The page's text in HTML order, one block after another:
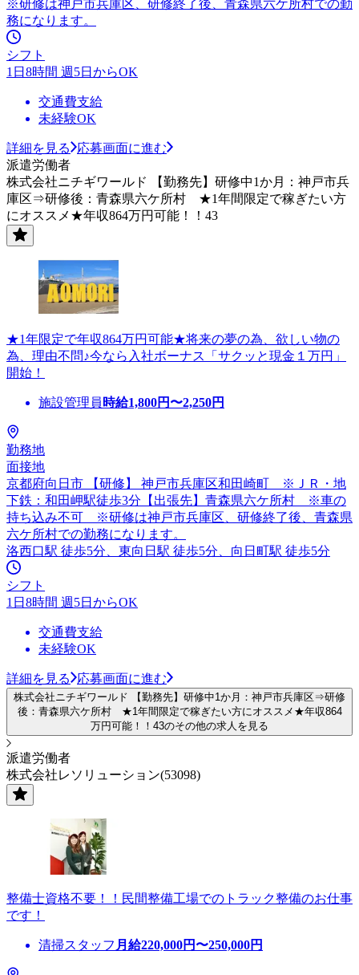
※研修は神戸市兵庫区、研修終了後、青森県六ケ所村での勤
務になります。
シフト
1日8時間 週5日からOK
交通費支給
未経験OK
詳細を見る
応募画面に進む
派遣労働者
株式会社ニチギワールド 【勤務先】研修中1か月：神戸市兵
庫区⇒研修後：青森県六ケ所村 ★1年間限定で稼ぎたい方
にオススメ★年収864万円可能！！43
★1年限定で年収864万円可能★将来の夢の為、欲しい物の
為、理由不問♪今なら入社ボーナス「サクッと現金１万円」
開始！
施設管理員 時給1,800円〜2,250円
勤務地
面接地
京都府向日市 【研修】 神戸市兵庫区和田崎町 ※ＪＲ・地
下鉄：和田岬駅徒歩3分【出張先】青森県六ケ所村 ※車の
持ち込み不可 ※研修は神戸市兵庫区、研修終了後、青森県
六ケ所村での勤務になります。
洛西口駅 徒歩5分、東向日駅 徒歩5分、向日町駅 徒歩5分
シフト
1日8時間 週5日からOK
交通費支給
未経験OK
詳細を見る 応募画面に進む
株式会社ニチギワールド 【勤務先】研修中1か月：神戸市兵庫区⇒研修
後：青森県六ケ所村 ★1年間限定で稼ぎたい方にオススメ★年収864
万円可能！！43のその他の求人を見る
派遣労働者
株式会社レソリューション(53098)
整備士資格不要！！民間整備工場でのトラック整備のお仕事
です！
清掃スタッフ 月給220,000円〜250,000円